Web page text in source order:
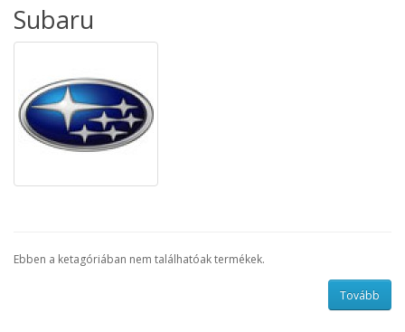
Subaru
Ebben a ketagóriában nem találhatóak termékek.
Tovább